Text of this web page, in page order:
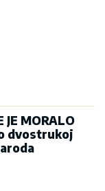
JE MORALO
dvostrukoj